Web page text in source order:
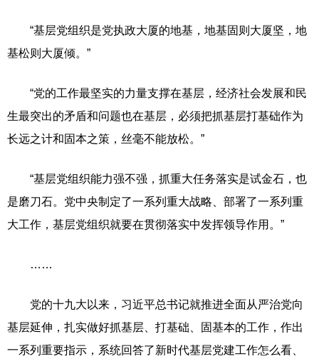
“基层党组织是党执政大厦的地基，地基固则大厦坚，地
基松则大厦倾。”
“党的工作最坚实的力量支撑在基层，经济社会发展和民
生最突出的矛盾和问题也在基层，必须把抓基层打基础作为
长远之计和固本之策，丝毫不能放松。”
“基层党组织能力强不强，抓重大任务落实是试金石，也
是磨刀石。党中央制定了一系列重大战略、部署了一系列重
大工作，基层党组织就要在贯彻落实中发挥领导作用。”
……
党的十九大以来，习近平总书记就推进全面从严治党向
基层延伸，扎实做好抓基层、打基础、固基本的工作，作出
一系列重要指示，系统回答了新时代基层党建工作怎么看、